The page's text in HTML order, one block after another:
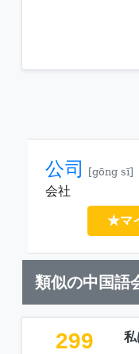
公司 [gōng sī]
会社
★マ
類似の中国語
299 私